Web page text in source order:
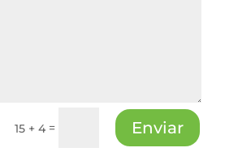
15 + 4 = Enviar